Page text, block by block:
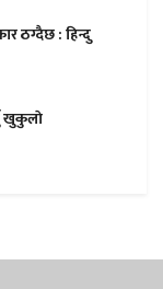
ठग्दैछ : हिन्दु
खुकुलाे